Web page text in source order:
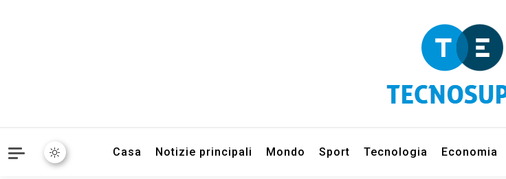
Casa Notizie principali Mondo Sport Tecnologia Economia